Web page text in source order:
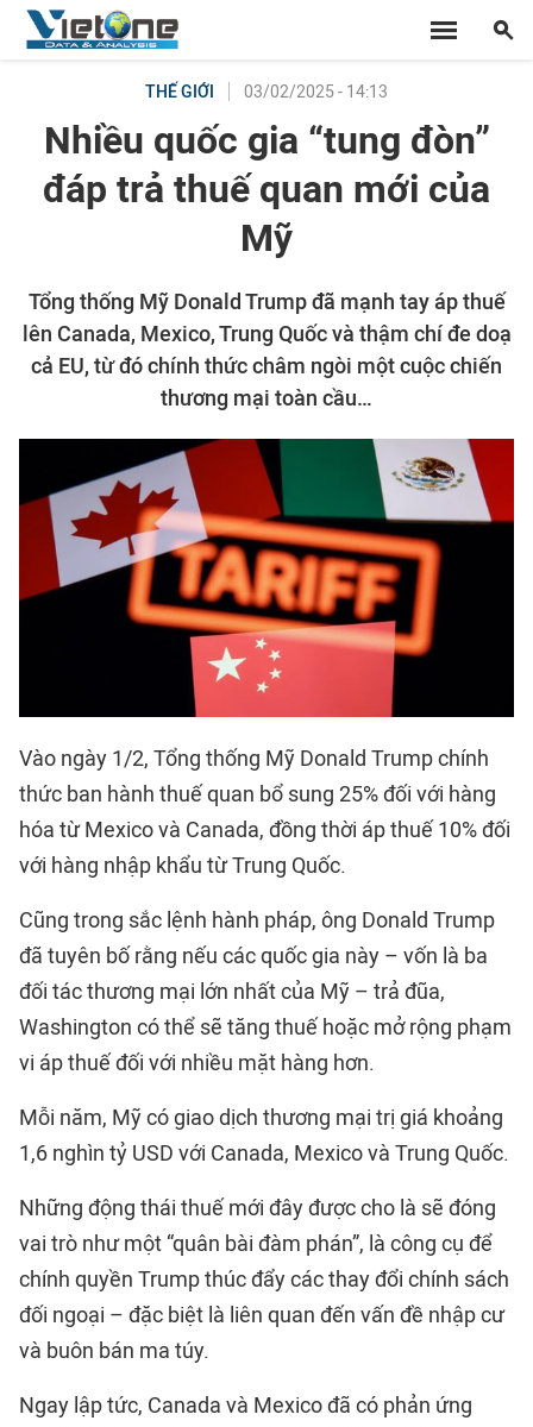
THẾ GIỚI 03/02/2025 - 14:13
Nhiều quốc gia “tung đòn”
đáp trả thuế quan mới của
Mỹ
Tổng thống Mỹ Donald Trump đã mạnh tay áp thuế
lên Canada, Mexico, Trung Quốc và thậm chí đe doạ
cả EU, từ đó chính thức châm ngòi một cuộc chiến
thương mại toàn cầu…
Vào ngày 1/2, Tổng thống Mỹ Donald Trump chính
thức ban hành thuế quan bổ sung 25% đối với hàng
hóa từ Mexico và Canada, đồng thời áp thuế 10% đối
với hàng nhập khẩu từ Trung Quốc.
Cũng trong sắc lệnh hành pháp, ông Donald Trump
đã tuyên bố rằng nếu các quốc gia này – vốn là ba
đối tác thương mại lớn nhất của Mỹ – trả đũa,
Washington có thể sẽ tăng thuế hoặc mở rộng phạm
vi áp thuế đối với nhiều mặt hàng hơn.
Mỗi năm, Mỹ có giao dịch thương mại trị giá khoảng
1,6 nghìn tỷ USD với Canada, Mexico và Trung Quốc.
Những động thái thuế mới đây được cho là sẽ đóng
vai trò như một “quân bài đàm phán”, là công cụ để
chính quyền Trump thúc đẩy các thay đổi chính sách
đối ngoại – đặc biệt là liên quan đến vấn đề nhập cư
và buôn bán ma túy.
Ngay lập tức, Canada và Mexico đã có phản ứng